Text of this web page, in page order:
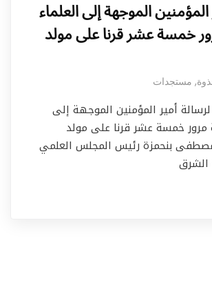
الموجهة إلى العلماء
خمسة عشر قرنا على مولد
, مستجدات
أمير المؤمنين الموجهة إلى
مرور خمسة عشر قرنا على مولد
بنحمزة رئيس المجلس العلمي